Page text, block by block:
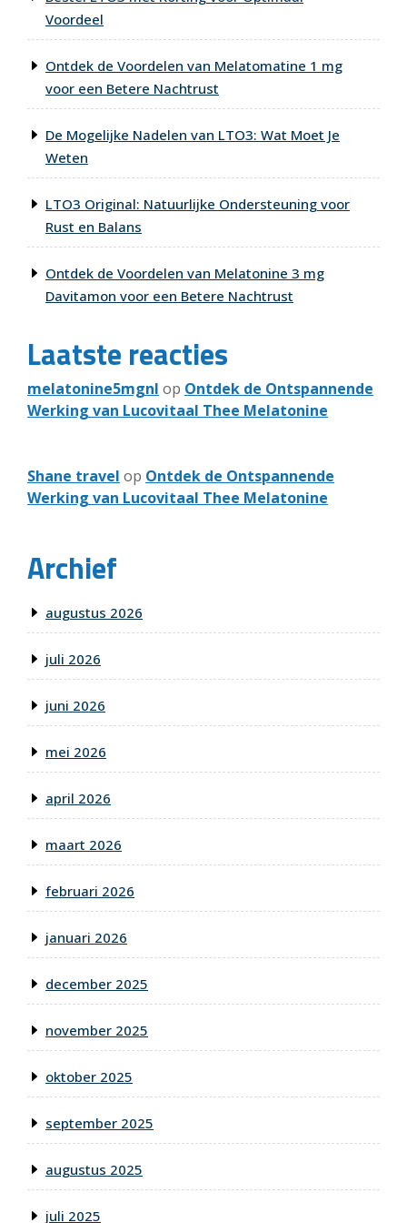
Voordeel
Ontdek de Voordelen van Melatomatine 1 mg
voor een Betere Nachtrust
De Mogelijke Nadelen van LTO3: Wat Moet Je
Weten
LTO3 Original: Natuurlijke Ondersteuning voor
Rust en Balans
Ontdek de Voordelen van Melatonine 3 mg
Davitamon voor een Betere Nachtrust
Laatste reacties
melatonine5mgnl op Ontdek de Ontspannende
Werking van Lucovitaal Thee Melatonine
Shane travel op Ontdek de Ontspannende
Werking van Lucovitaal Thee Melatonine
Archief
augustus 2026
juli 2026
juni 2026
mei 2026
april 2026
maart 2026
februari 2026
januari 2026
december 2025
november 2025
oktober 2025
september 2025
augustus 2025
juli 2025